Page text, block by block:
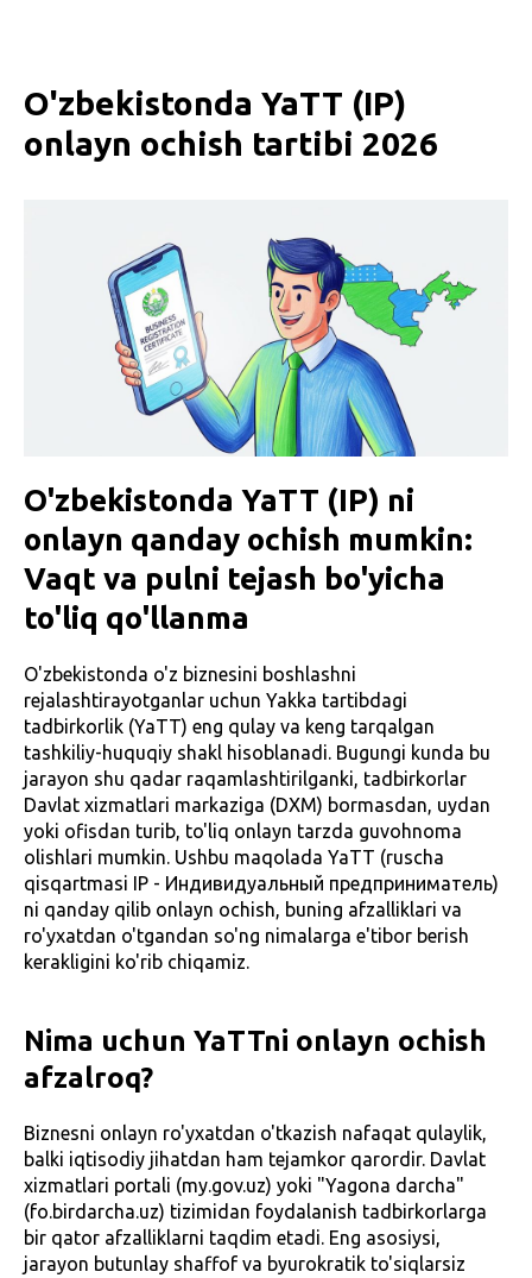
O'zbekistonda YaTT (IP)
onlayn ochish tartibi 2026
O'zbekistonda YaTT (IP) ni
onlayn qanday ochish mumkin:
Vaqt va pulni tejash bo'yicha
to'liq qo'llanma
O'zbekistonda o'z biznesini boshlashni
rejalashtirayotganlar uchun Yakka tartibdagi
tadbirkorlik (YaTT) eng qulay va keng tarqalgan
tashkiliy-huquqiy shakl hisoblanadi. Bugungi kunda bu
jarayon shu qadar raqamlashtirilganki, tadbirkorlar
Davlat xizmatlari markaziga (DXM) bormasdan, uydan
yoki ofisdan turib, to'liq onlayn tarzda guvohnoma
olishlari mumkin. Ushbu maqolada YaTT (ruscha
qisqartmasi IP - Индивидуальный предприниматель)
ni qanday qilib onlayn ochish, buning afzalliklari va
ro'yxatdan o'tgandan so'ng nimalarga e'tibor berish
kerakligini ko'rib chiqamiz.
Nima uchun YaTTni onlayn ochish
afzalroq?
Biznesni onlayn ro'yxatdan o'tkazish nafaqat qulaylik,
balki iqtisodiy jihatdan ham tejamkor qarordir. Davlat
xizmatlari portali (my.gov.uz) yoki "Yagona darcha"
(fo.birdarcha.uz) tizimidan foydalanish tadbirkorlarga
bir qator afzalliklarni taqdim etadi. Eng asosiysi,
jarayon butunlay shaffof va byurokratik to'siqlarsiz